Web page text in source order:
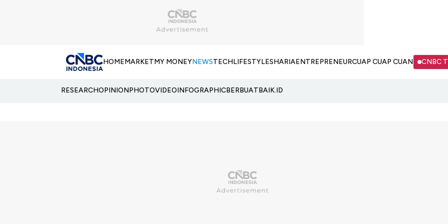
HOMEMARKETMY MONEYNEWSTECHLIFESTYLESHARIAENTREPRENEURCUAP CUAP CUAN CNBC
RESEARCHOPINIONPHOTOVIDEOINFOGRAPHICBERBUATBAIK.ID